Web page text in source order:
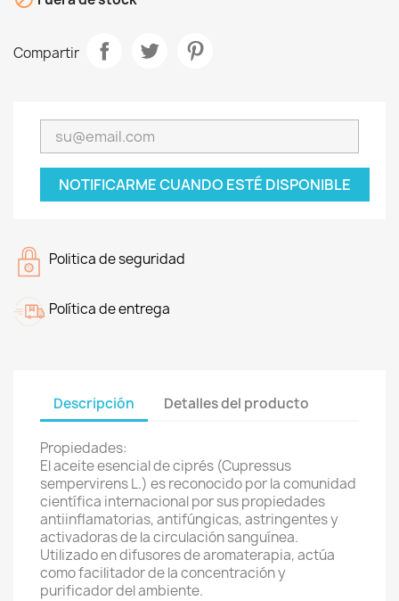
Compartir
NOTIFICARME CUANDO ESTÉ DISPONIBLE
Politica de seguridad
Política de entrega
Descripción Detalles del producto
Propiedades:
El aceite esencial de ciprés (Cupressus
sempervirens L.) es reconocido por la comunidad
científica internacional por sus propiedades
antiinflamatorias, antifúngicas, astringentes y
activadoras de la circulación sanguínea.
Utilizado en difusores de aromaterapia, actúa
como facilitador de la concentración y
purificador del ambiente.